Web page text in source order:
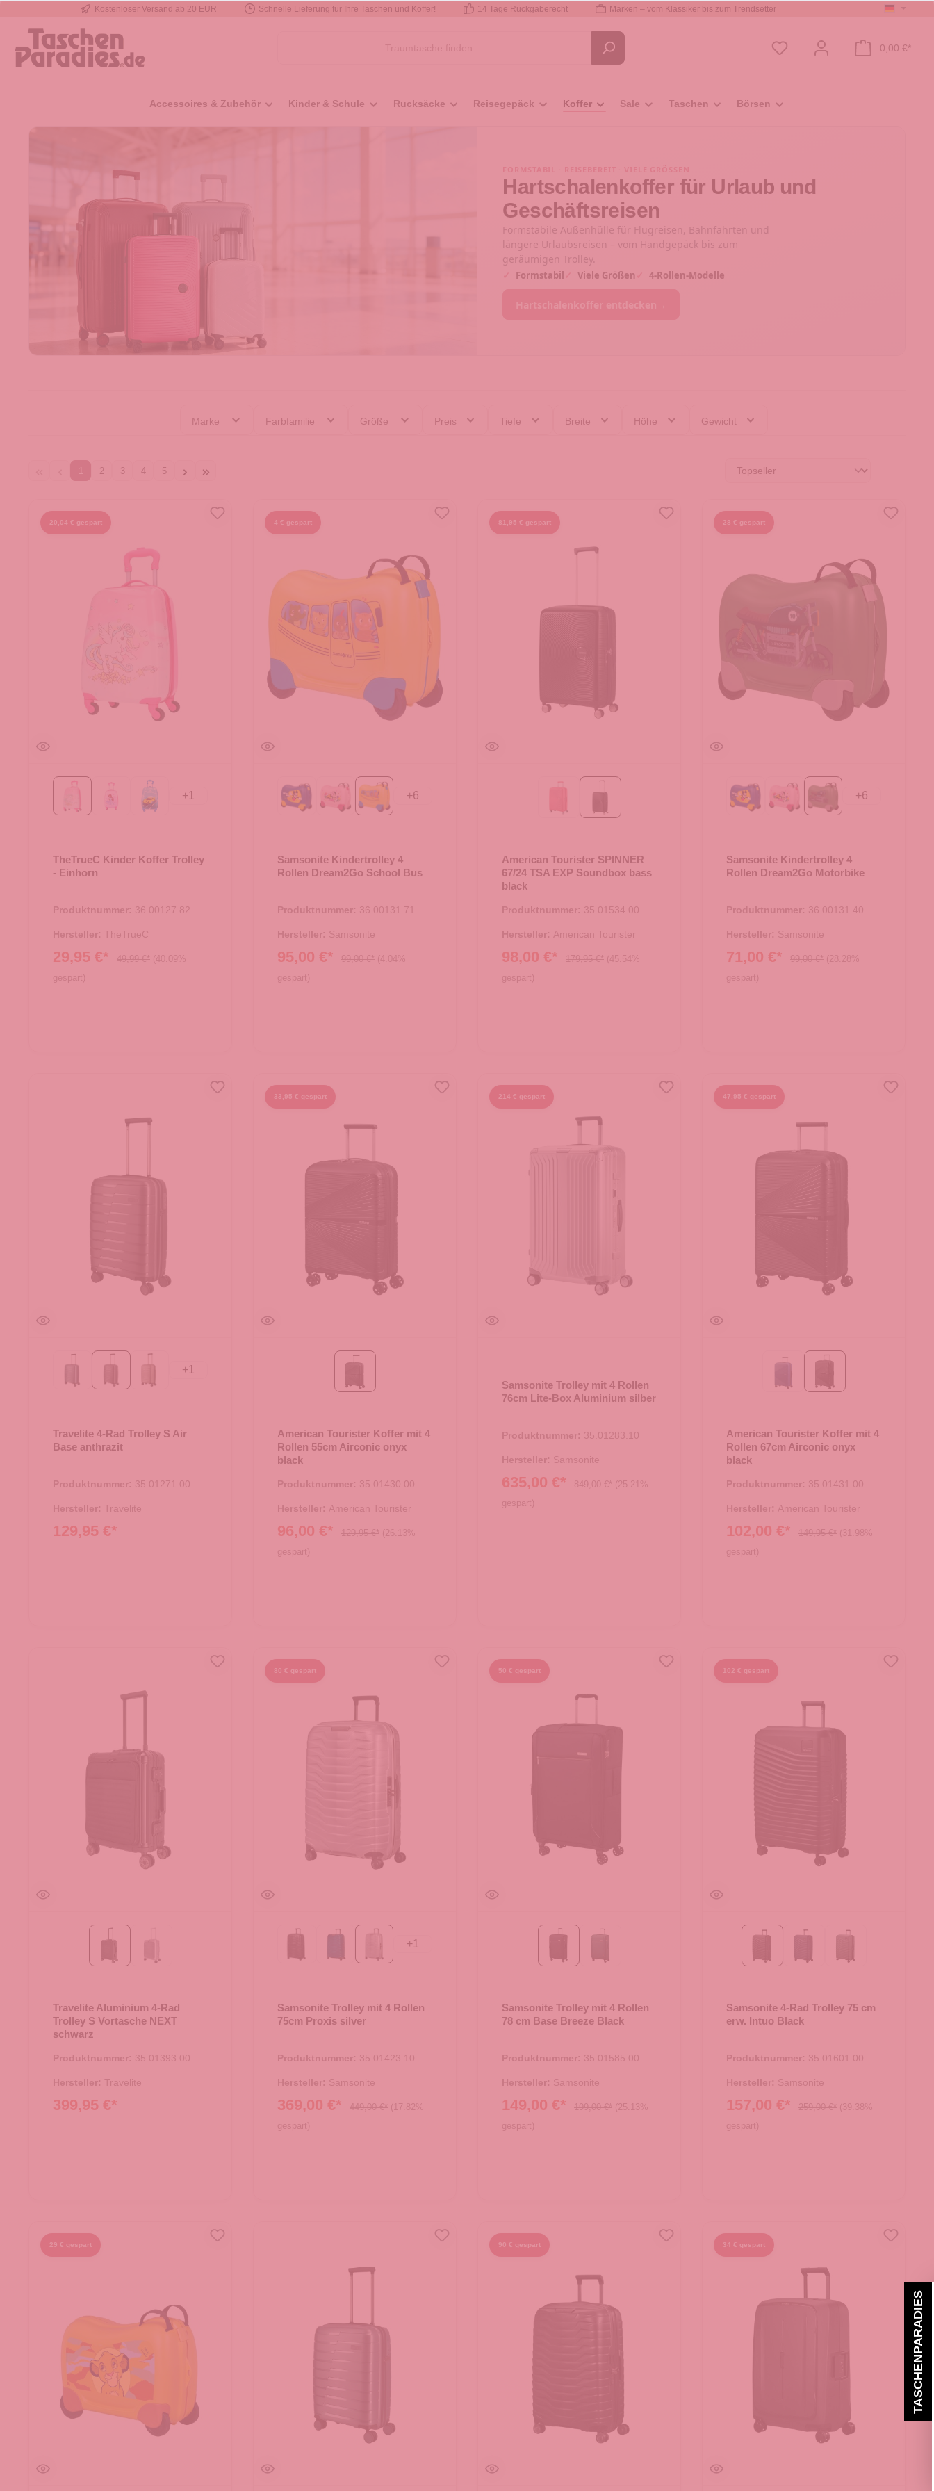
Zur Hauptnavigation springen
Kostenloser Versand ab 20 EUR Schnelle Lieferung für Ihre Taschen und Koffer! 14 Tage Rückgaberecht Marken – vom Klassiker bis zum Trendsetter
0,00 €*
Accessoires & Zubehör Kinder & Schule Rucksäcke Reisegepäck Koffer Sale Taschen Börsen
Hartschalenkoffer für Urlaub und
Geschäftsreisen
Formstabile Außenhülle für Flugreisen, Bahnfahrten und
längere Urlaubsreisen – vom Handgepäck bis zum
geräumigen Trolley.
Formstabil Viele Größen 4-Rollen-Modelle
Marke Farbfamilie Größe Preis Tiefe Breite Höhe Gewicht
1 2 3 4 5
20,04 € gespart
EinhornPrinzessinRace
+1
TheTrueC Kinder Koffer Trolley
- Einhorn
Produktnummer: 36.00127.82
Hersteller: TheTrueC
29,95 €* 49,99 €* (40.09%
gespart)
4 € gespart
Mickey HappyMinnie Flower Power
School Bus
+6
Samsonite Kindertrolley 4
Rollen Dream2Go School Bus
Produktnummer: 36.00131.71
Hersteller: Samsonite
95,00 €* 99,00 €* (4.04%
gespart)
81,95 € gespart
American Tourister SPINNER
67/24 TSA EXP Soundbox bass
black
Produktnummer: 35.01534.00
Hersteller: American Tourister
98,00 €* 179,95 €* (45.54%
gespart)
28 € gespart
Mickey HappyMinnie Flower Power
Motorbike
+6
Samsonite Kindertrolley 4
Rollen Dream2Go Motorbike
Produktnummer: 36.00131.40
Hersteller: Samsonite
71,00 €* 99,00 €* (28.28%
gespart)
champagner
+1
Travelite 4-Rad Trolley S Air
Base anthrazit
Produktnummer: 35.01271.00
Hersteller: Travelite
129,95 €*
33,95 € gespart
American Tourister Koffer mit 4
Rollen 55cm Airconic onyx
black
Produktnummer: 35.01430.00
Hersteller: American Tourister
96,00 €* 129,95 €* (26.13%
gespart)
214 € gespart
Samsonite Trolley mit 4 Rollen
76cm Lite-Box Aluminium silber
Produktnummer: 35.01283.10
Hersteller: Samsonite
635,00 €* 849,00 €* (25.21%
gespart)
47,95 € gespart
American Tourister Koffer mit 4
Rollen 67cm Airconic onyx
black
Produktnummer: 35.01431.00
Hersteller: American Tourister
102,00 €* 149,95 €* (31.98%
gespart)
Travelite Aluminium 4-Rad
Trolley S Vortasche NEXT
schwarz
Produktnummer: 35.01393.00
Hersteller: Travelite
399,95 €*
80 € gespart
+1
Samsonite Trolley mit 4 Rollen
75cm Proxis silver
Produktnummer: 35.01423.10
Hersteller: Samsonite
369,00 €* 449,00 €* (17.82%
gespart)
50 € gespart
Samsonite Trolley mit 4 Rollen
78 cm Base Breeze Black
Produktnummer: 35.01585.00
Hersteller: Samsonite
149,00 €* 199,00 €* (25.13%
gespart)
102 € gespart
Samsonite 4-Rad Trolley 75 cm
erw. Intuo Black
Produktnummer: 35.01601.00
Hersteller: Samsonite
157,00 €* 259,00 €* (39.38%
gespart)
29 € gespart 90 € gespart 34 € gespart
TASCHENPARADIES